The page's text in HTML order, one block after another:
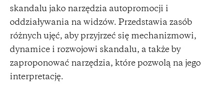
skandalu jako narzędzia autopromocji i
oddziaływania na widzów. Przedstawia zasób
różnych ujęć, aby przyjrzeć się mechanizmowi,
dynamice i rozwojowi skandalu, a także by
zaproponować narzędzia, które pozwolą na jego
interpretację.